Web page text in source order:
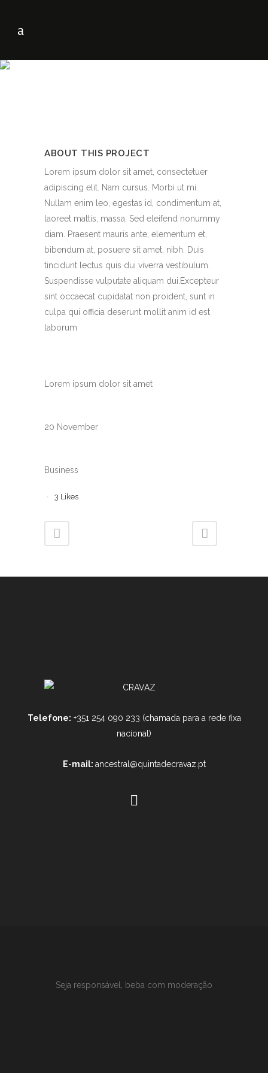
ABOUT THIS PROJECT
Lorem ipsum dolor sit amet, consectetuer
adipiscing elit. Nam cursus. Morbi ut mi.
Nullam enim leo, egestas id, condimentum at,
laoreet mattis, massa. Sed eleifend nonummy
diam. Praesent mauris ante, elementum et,
bibendum at, posuere sit amet, nibh. Duis
tincidunt lectus quis dui viverra vestibulum.
Suspendisse vulputate aliquam dui.Excepteur
sint occaecat cupidatat non proident, sunt in
culpa qui officia deserunt mollit anim id est
laborum
Lorem ipsum dolor sit amet
20 November
Business
3 Likes
Telefone: +351 254 090 233 (chamada para a rede fixa
nacional)
E-mail: ancestral@quintadecravaz.pt
Seja responsável, beba com moderação